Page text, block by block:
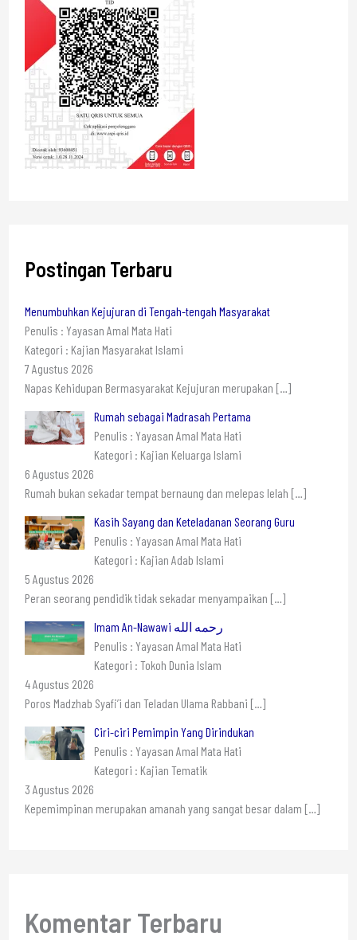
Postingan Terbaru
Menumbuhkan Kejujuran di Tengah-tengah Masyarakat
Penulis : Yayasan Amal Mata Hati
Kategori : Kajian Masyarakat Islami
7 Agustus 2026
Napas Kehidupan Bermasyarakat Kejujuran merupakan […]
Rumah sebagai Madrasah Pertama
Penulis : Yayasan Amal Mata Hati
Kategori : Kajian Keluarga Islami
6 Agustus 2026
Rumah bukan sekadar tempat bernaung dan melepas lelah […]
Kasih Sayang dan Keteladanan Seorang Guru
Penulis : Yayasan Amal Mata Hati
Kategori : Kajian Adab Islami
5 Agustus 2026
Peran seorang pendidik tidak sekadar menyampaikan […]
Imam An-Nawawi رحمه الله
Penulis : Yayasan Amal Mata Hati
Kategori : Tokoh Dunia Islam
4 Agustus 2026
Poros Madzhab Syafi’i dan Teladan Ulama Rabbani […]
Ciri-ciri Pemimpin Yang Dirindukan
Penulis : Yayasan Amal Mata Hati
Kategori : Kajian Tematik
3 Agustus 2026
Kepemimpinan merupakan amanah yang sangat besar dalam […]
Komentar Terbaru